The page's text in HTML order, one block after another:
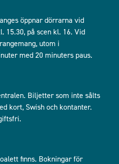
öppnar dörrarna vid
15.30, på scen kl. 16. Vid
utom i
med 20 minuters paus.
Biljetter som inte sålts
kort, Swish och kontanter.
finns. Bokningar för